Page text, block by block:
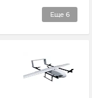
Еще 6